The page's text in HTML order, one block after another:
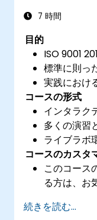
7 時間
目的
ISO 9001
標準に則っ
実践におけ
コースの形式
インタラク
多くの演習
ライブラボ
コースのカスタ
このコース
る方は、お
続きを読む...